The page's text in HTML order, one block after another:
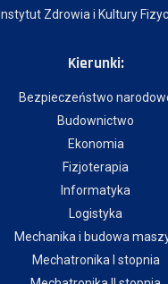
Instytut Zdrowia i Kultury
Kierunki:
Bezpieczeństwo
Budownictwo
Ekonomia
Fizjoterapia
Informatyka
Logistyka
Mechanika i budowa
Mechatronika I stopnia